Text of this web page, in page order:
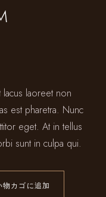
laoreet non
est pharetra. Nunc
eget. At in tellus
sunt in culpa qui.
物カゴに追加